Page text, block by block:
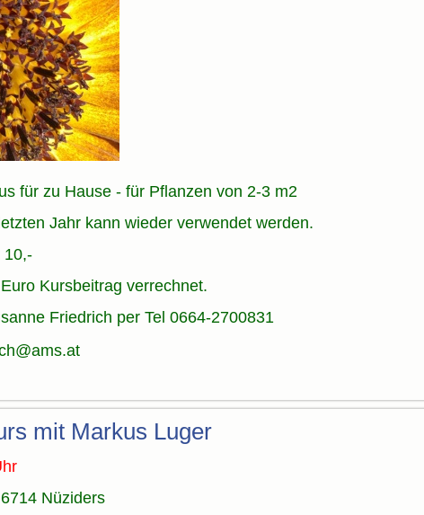
für zu Hause - für Pflanzen von 2-3 m2
Jahr kann wieder verwendet werden.
10,-
Kursbeitrag verrechnet.
Friedrich per Tel 0664-2700831
mit Markus Luger
Nüziders